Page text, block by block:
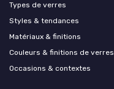
Types de verres
Styles & tendances
Matériaux & finitions
Couleurs & finitions de verres
Occasions & contextes